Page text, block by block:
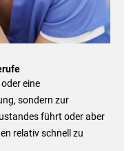
eine
sondern zur
führt oder aber
relativ schnell zu